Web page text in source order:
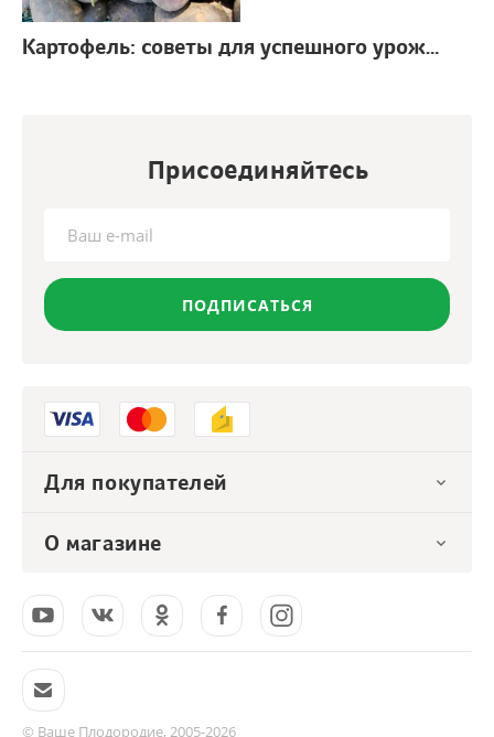
Картофель: советы для успешного урожая
Присоединяйтесь
ПОДПИСАТЬСЯ
Для покупателей
О магазине
© Ваше Плодородие, 2005-2026